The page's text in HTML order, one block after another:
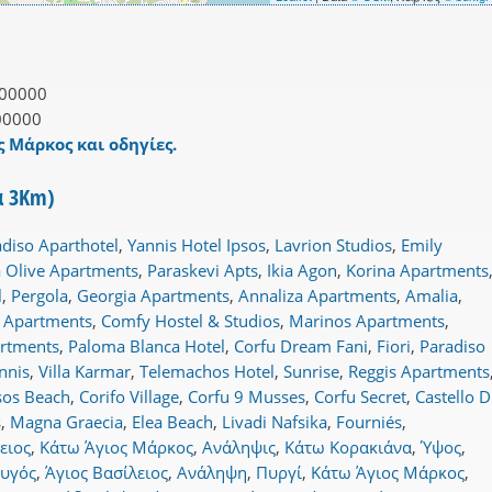
Μάρκος και οδηγίες.
3Km)
Aparthotel, Yannis Hotel Ipsos, Lavrion Studios, Emily
Olive Apartments, Paraskevi Apts, Ikia Agon, Korina Apartments,
, Pergola, Georgia Apartments, Annaliza Apartments, Amalia,
, Comfy Hostel & Studios, Marinos Apartments,
, Paloma Blanca Hotel, Corfu Dream Fani, Fiori, Paradiso
, Villa Karmar, Telemachos Hotel, Sunrise, Reggis Apartments,
Beach, Corifo Village, Corfu 9 Musses, Corfu Secret, Castello
, Magna Graecia, Elea Beach, Livadi Nafsika, Fourniés,
, Κάτω Άγιος Μάρκος, Ανάληψις, Κάτω Κορακιάνα,Ύψος,
, Άγιος Βασίλειος, Ανάληψη, Πυργί, Κάτω Άγιος Μάρκος,